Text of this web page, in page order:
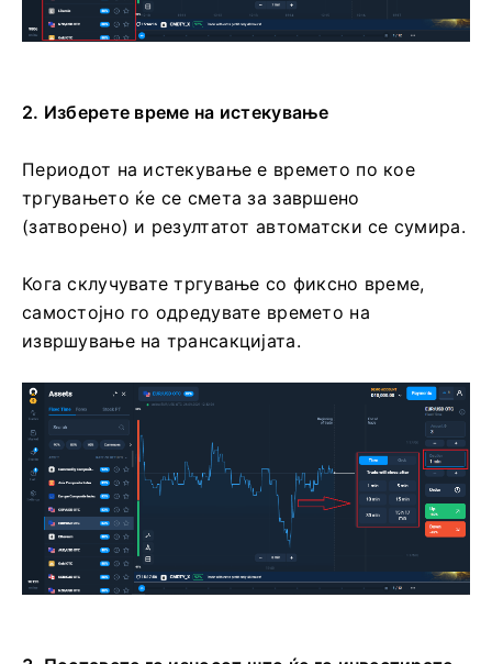
2. Изберете време на истекување
Периодот на истекување е времето по кое
тргувањето ќе се смета за завршено
(затворено) и резултатот автоматски се сумира.
Кога склучувате тргување со фиксно време,
самостојно го одредувате времето на
извршување на трансакцијата.